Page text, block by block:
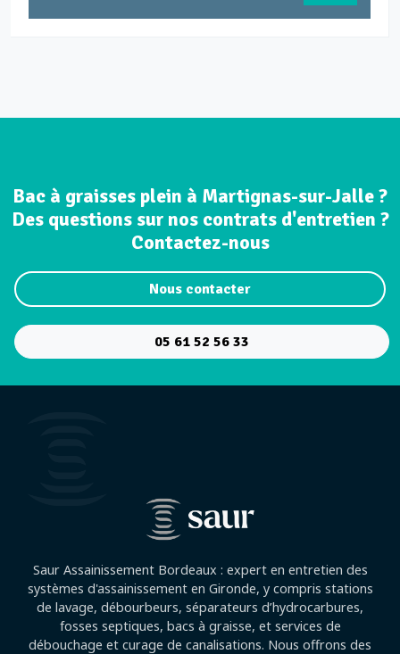
Bac à graisses plein à Martignas-sur-Jalle ?
Des questions sur nos contrats d'entretien ?
Contactez-nous
Nous contacter
05 61 52 56 33
Saur Assainissement Bordeaux : expert en entretien des
systèmes d'assainissement en Gironde, y compris stations
de lavage, débourbeurs, séparateurs d’hydrocarbures,
fosses septiques, bacs à graisse, et services de
débouchage et curage de canalisations. Nous offrons des